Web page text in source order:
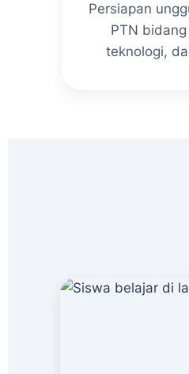
Persiapan
PTN
teknologi,